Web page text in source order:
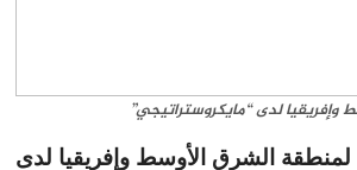
لدى “مايكروستراتيجي”
الشرق الأوسط وإفريقيا لدى